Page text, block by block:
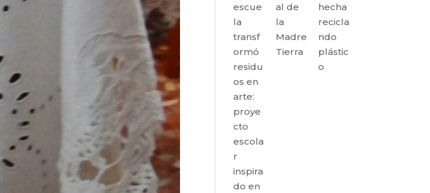
escue
la
transf
ormó
residu
os en
arte:
proye
cto
escola
r
inspira
do en
al de
la
Madre
Tierra
hecha
recicla
ndo
plástic
o